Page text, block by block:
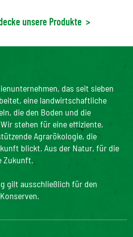
unsere Produkte >
das seit sieben
eine landwirtschaftliche
die den Boden und die
stehen für eine effiziente,
Agrarökologie, die
blickt. Aus der Natur, für die
Zukunft.
gilt ausschließlich für den